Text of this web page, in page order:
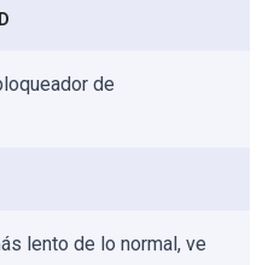
de
lento de lo normal, ve